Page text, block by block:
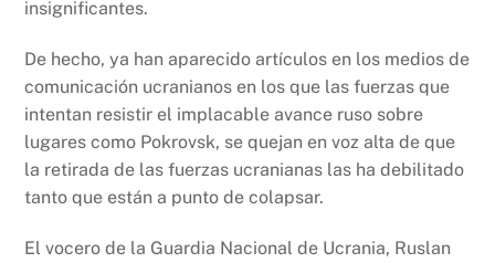
insignificantes.
De hecho, ya han aparecido artículos en los medios de
comunicación ucranianos en los que las fuerzas que
intentan resistir el implacable avance ruso sobre
lugares como Pokrovsk, se quejan en voz alta de que
la retirada de las fuerzas ucranianas las ha debilitado
tanto que están a punto de colapsar.
El vocero de la Guardia Nacional de Ucrania, Ruslan